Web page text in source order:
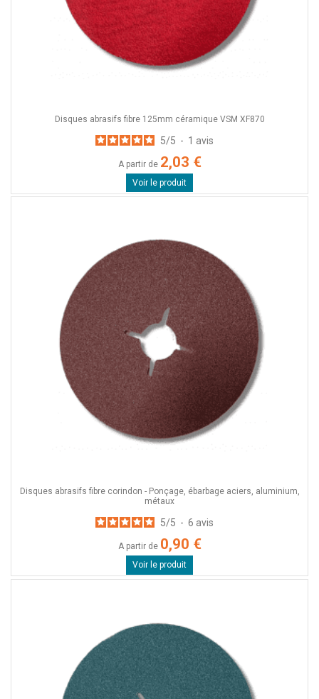
Disques abrasifs fibre 125mm céramique VSM XF870
5/5 - 1 avis
A partir de 2,03 €
Voir le produit
Disques abrasifs fibre corindon - Ponçage, ébarbage aciers, aluminium,
métaux
5/5 - 6 avis
A partir de 0,90 €
Voir le produit